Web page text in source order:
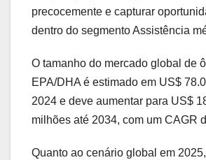
precocemente e capturar
dentro do segmento Assistência
O tamanho do mercado global de
EPA/DHA é estimado em US$
2024 e deve aumentar para US$
milhões até 2034, com um CAGR
Quanto ao cenário global em